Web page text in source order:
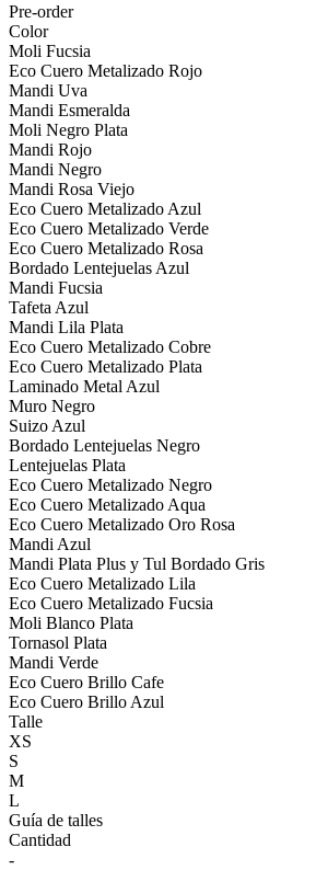
Pre-order
Color
Moli Fucsia
Eco Cuero Metalizado Rojo
Mandi Uva
Mandi Esmeralda
Moli Negro Plata
Mandi Rojo
Mandi Negro
Mandi Rosa Viejo
Eco Cuero Metalizado Azul
Eco Cuero Metalizado Verde
Eco Cuero Metalizado Rosa
Bordado Lentejuelas Azul
Mandi Fucsia
Tafeta Azul
Mandi Lila Plata
Eco Cuero Metalizado Cobre
Eco Cuero Metalizado Plata
Laminado Metal Azul
Muro Negro
Suizo Azul
Bordado Lentejuelas Negro
Lentejuelas Plata
Eco Cuero Metalizado Negro
Eco Cuero Metalizado Aqua
Eco Cuero Metalizado Oro Rosa
Mandi Azul
Mandi Plata Plus y Tul Bordado Gris
Eco Cuero Metalizado Lila
Eco Cuero Metalizado Fucsia
Moli Blanco Plata
Tornasol Plata
Mandi Verde
Eco Cuero Brillo Cafe
Eco Cuero Brillo Azul
Talle
XS
S
M
L
Guía de talles
Cantidad
-